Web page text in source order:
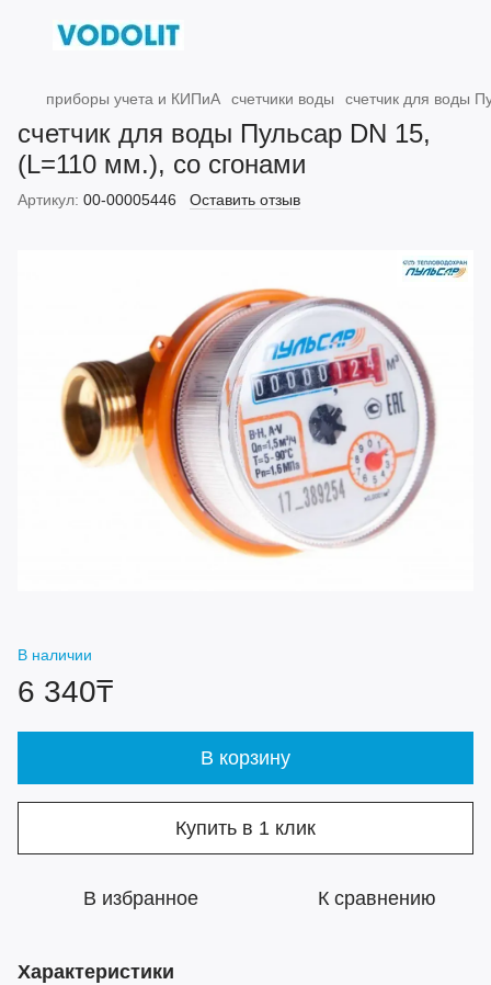
приборы учета и КИПиА счетчики воды счетчик для воды
счетчик для воды Пульсар DN 15,
(L=110 мм.), со сгонами
Артикул: 00-00005446 Оставить отзыв
В наличии
6 340₸
В корзину
Купить в 1 клик
В избранное К сравнению
Характеристики